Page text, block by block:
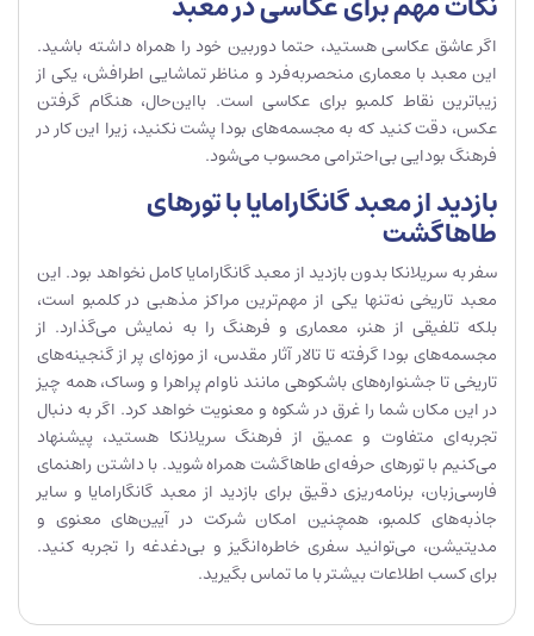
اگر عاشق عکاسی هستید، حتما دوربین خود را همراه داشته باشید.
این معبد با معماری منحصربه‌فرد و مناظر تماشایی اطرافش، یکی از
زیباترین نقاط کلمبو برای عکاسی است. بااین‌حال، هنگام گرفتن
عکس، دقت کنید که به مجسمه‌های بودا پشت نکنید، زیرا این کار در
فرهنگ بودایی بی‌احترامی محسوب می‌شود.
بازدید از معبد گانگارامایا با تورهای
طاهاگشت
سفر به سریلانکا بدون بازدید از معبد گانگارامایا کامل نخواهد بود. این
معبد تاریخی نه‌تنها یکی از مهم‌ترین مراکز مذهبی در کلمبو است،
بلکه تلفیقی از هنر، معماری و فرهنگ را به نمایش می‌گذارد. از
مجسمه‌های بودا گرفته تا تالار آثار مقدس، از موزه‌ای پر از گنجینه‌های
تاریخی تا جشنواره‌های باشکوهی مانند ناوام پراهرا و وساک، همه چیز
در این مکان شما را غرق در شکوه و معنویت خواهد کرد. اگر به دنبال
تجربه‌ای متفاوت و عمیق از فرهنگ سریلانکا هستید، پیشنهاد
می‌کنیم با تورهای حرفه‌ای طاهاگشت همراه شوید. با داشتن راهنمای
فارسی‌زبان، برنامه‌ریزی دقیق برای بازدید از معبد گانگارامایا و سایر
جاذبه‌های کلمبو، همچنین امکان شرکت در آیین‌های معنوی و
مدیتیشن، می‌توانید سفری خاطره‌انگیز و بی‌دغدغه را تجربه کنید.
برای کسب اطلاعات بیشتر با ما تماس بگیرید.